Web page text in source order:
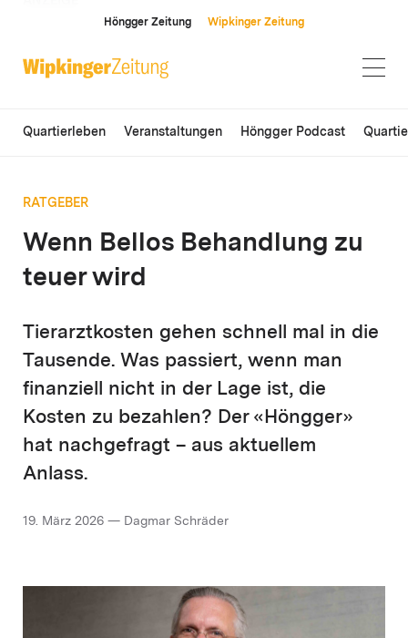
Höngger Zeitung Wipkinger Zeitung
Quartierleben Veranstaltungen Höngger Podcast
RATGEBER
Wenn Bellos Behandlung zu
teuer wird
Tierarztkosten gehen schnell mal in die
Tausende. Was passiert, wenn man
finanziell nicht in der Lage ist, die
Kosten zu bezahlen? Der «Höngger»
hat nachgefragt – aus aktuellem
Anlass.
19. März 2026 — Dagmar Schräder